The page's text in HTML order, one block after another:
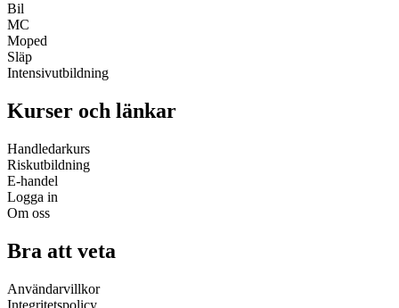
Bil
MC
Moped
Släp
Intensivutbildning
Kurser och länkar
Handledarkurs
Riskutbildning
E-handel
Logga in
Om oss
Bra att veta
Användarvillkor
Integritetspolicy